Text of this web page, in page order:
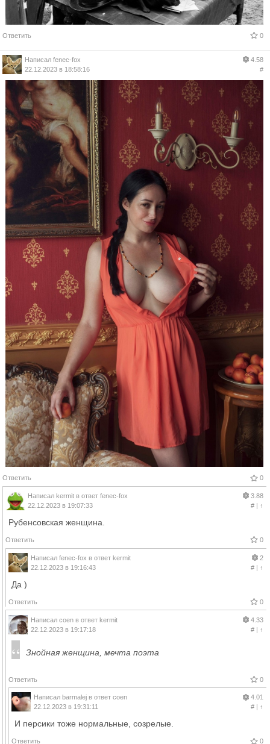
Ответить 0
Написал fenec-fox
22.12.2023 в 18:58:16
4.58
#
Ответить 0
Написал kermit в ответ fenec-fox
22.12.2023 в 19:07:33
3.88
#| ↑
Рубенсовская женщина.
Ответить 0
Написал fenec-fox в ответ kermit
22.12.2023 в 19:16:43
2
#| ↑
Да )
Ответить 0
Написал coen в ответ kermit
22.12.2023 в 19:17:18
4.33
#| ↑
Знойная женщина, мечта поэта
Ответить 0
Написал barmalej в ответ coen
22.12.2023 в 19:31:11
4.01
#| ↑
И персики тоже нормальные, созрелые.
Ответить 0